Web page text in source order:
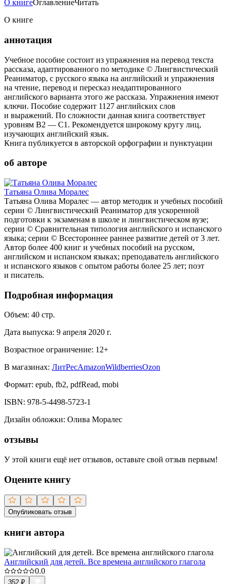
О книгеОглавлениеЧитать
О книге
аннотация
Учебное пособие состоит из упражнения на перевод текста
рассказа, адаптированного по методике © Лингвистический
Реаниматор, с русского языка на английский и упражнения
на чтение, перевод и пересказ неадаптированного
английского варианта этого же рассказа. Упражнения имеют
ключи. Пособие содержит 1127 английских слов
и выражений. По сложности данная книга соответствует
уровням В2 — C1. Рекомендуется широкому кругу лиц,
изучающих английский язык.
Книга публикуется в авторской орфографии и пунктуации
об авторе
Татьяна Олива Моралес
Татьяна Олива Моралес — автор методик и учебных пособий
серии © Лингвистический Реаниматор для ускоренной
подготовки к экзаменам в школе и лингвистическом вузе;
серии © Сравнительная типология английского и испанского
языка; серии © Всестороннее раннее развитие детей от 3 лет.
Автор более 400 книг и учебных пособий на русском,
английском и испанском языках; преподаватель английского
и испанского языков c опытом работы более 25 лет; поэт
и писатель.
Подробная информация
Объем: 40 стр.
Дата выпуска: 9 апреля 2020 г.
Возрастное ограничение: 12+
В магазинах: ЛитРесAmazonWildberriesOzon
Формат: epub, fb2, pdfRead, mobi
ISBN: 978-5-4498-5723-1
Дизайн обложки: Олива Моралес
отзывы
У этой книги ещё нет отзывов, оставьте свой отзыв первым!
Оцените книгу
Опубликовать отзыв
книги автора
Английский для детей. Все времена английского глагола
0.0
352 ₽